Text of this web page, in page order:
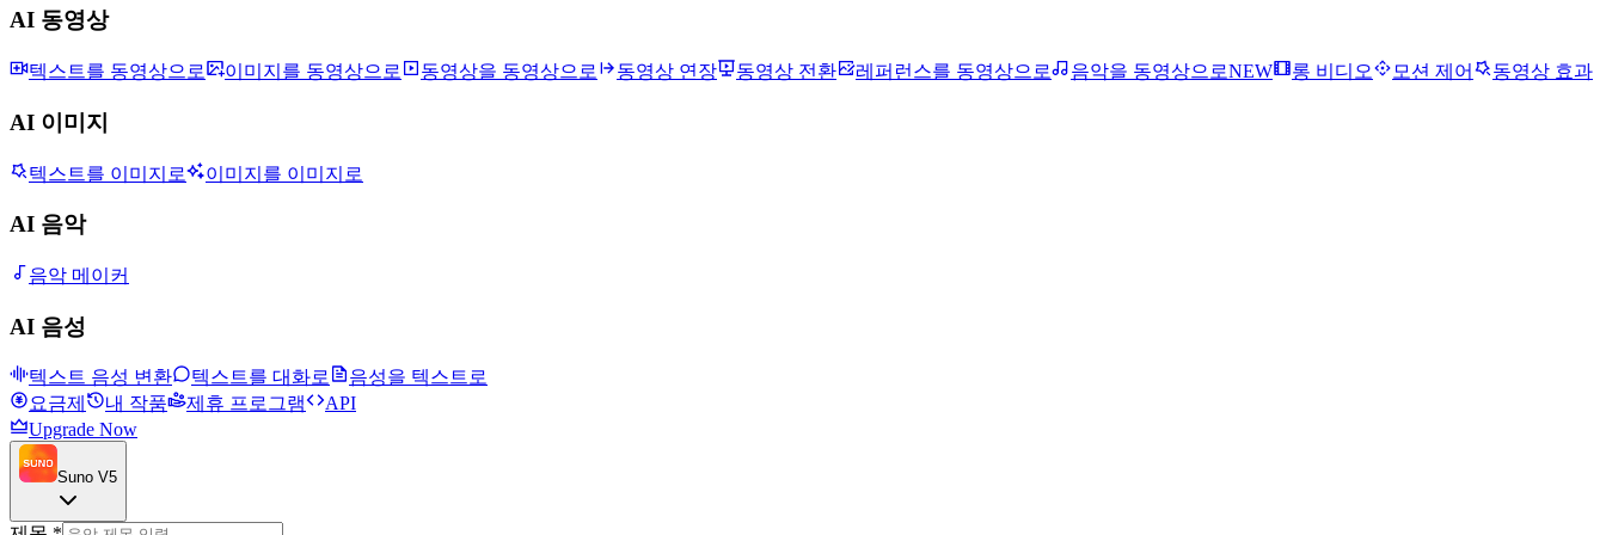
AI 동영상
텍스트를 동영상으로 이미지를 동영상으로 동영상을 동영상으로 동영상 연장 동영상 전환 레퍼런스를 동영상으로 음악을 동영상으로NEW 롱 비디오 모션 제어 동영상 효과
AI 이미지
텍스트를 이미지로 이미지를 이미지로
AI 음악
음악 메이커
AI 음성
텍스트 음성 변환 텍스트를 대화로
음성을 텍스트로
요금제
내 작품 제휴 프로그램
API
Upgrade Now
Suno V5